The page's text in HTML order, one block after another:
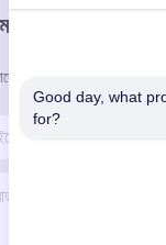
নিউজলেটার
নিউজলেটারে সাবস্ক্রাইব
Good day, what
for?